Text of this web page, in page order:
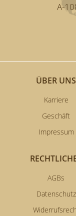
A-
ÜBER UNS
Karriere
Geschäft
Impressum
AGBs
Datenschutz